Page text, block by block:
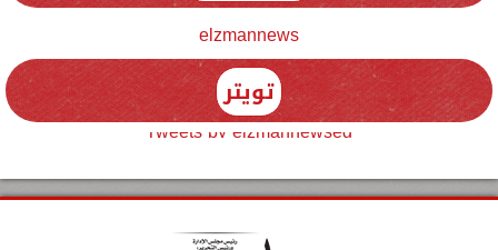
elzmannews
تويتر
Tweets by elzmannewseg